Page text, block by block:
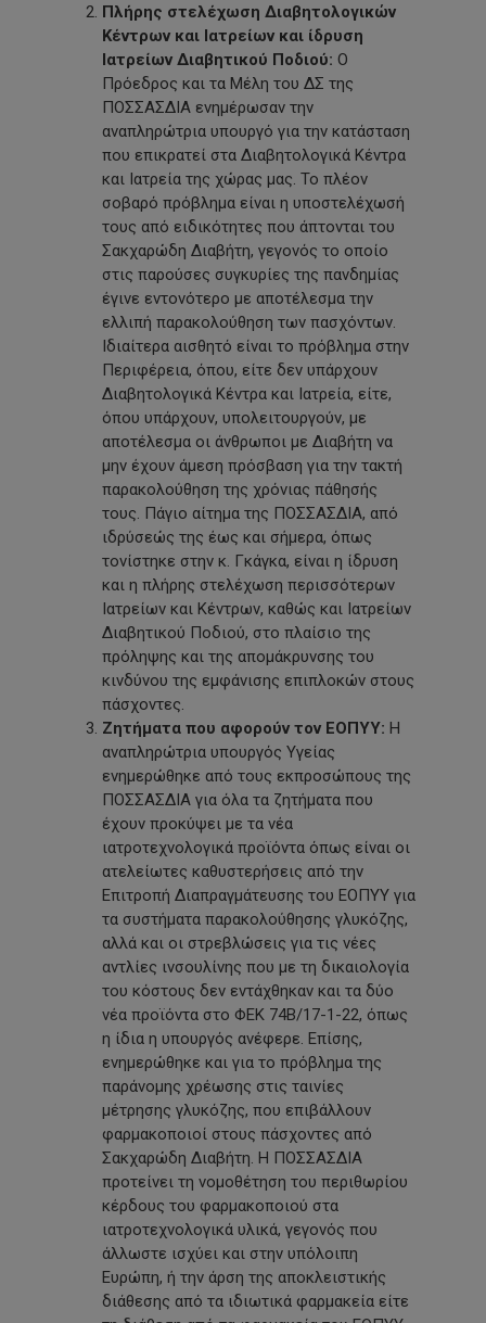
Πλήρης στελέχωση Διαβητολογικών
Κέντρων και Ιατρείων και ίδρυση
Ιατρείων Διαβητικού Ποδιού: Ο
Πρόεδρος και τα Μέλη του ΔΣ της
ΠΟΣΣΑΣΔΙΑ ενημέρωσαν την
αναπληρώτρια υπουργό για την κατάσταση
που επικρατεί στα Διαβητολογικά Κέντρα
και Ιατρεία της χώρας μας. Το πλέον
σοβαρό πρόβλημα είναι η υποστελέχωσή
τους από ειδικότητες που άπτονται του
Σακχαρώδη Διαβήτη, γεγονός το οποίο
στις παρούσες συγκυρίες της πανδημίας
έγινε εντονότερο με αποτέλεσμα την
ελλιπή παρακολούθηση των πασχόντων.
Ιδιαίτερα αισθητό είναι το πρόβλημα στην
Περιφέρεια, όπου, είτε δεν υπάρχουν
Διαβητολογικά Κέντρα και Ιατρεία, είτε,
όπου υπάρχουν, υπολειτουργούν, με
αποτέλεσμα οι άνθρωποι με Διαβήτη να
μην έχουν άμεση πρόσβαση για την τακτή
παρακολούθηση της χρόνιας πάθησής
τους. Πάγιο αίτημα της ΠΟΣΣΑΣΔΙΑ, από
ιδρύσεώς της έως και σήμερα, όπως
τονίστηκε στην κ. Γκάγκα, είναι η ίδρυση
και η πλήρης στελέχωση περισσότερων
Ιατρείων και Κέντρων, καθώς και Ιατρείων
Διαβητικού Ποδιού, στο πλαίσιο της
πρόληψης και της απομάκρυνσης του
κινδύνου της εμφάνισης επιπλοκών στους
πάσχοντες.
Ζητήματα που αφορούν τον ΕΟΠΥΥ: Η
αναπληρώτρια υπουργός Υγείας
ενημερώθηκε από τους εκπροσώπους της
ΠΟΣΣΑΣΔΙΑ για όλα τα ζητήματα που
έχουν προκύψει με τα νέα
ιατροτεχνολογικά προϊόντα όπως είναι οι
ατελείωτες καθυστερήσεις από την
Επιτροπή Διαπραγμάτευσης του ΕΟΠΥΥ για
τα συστήματα παρακολούθησης γλυκόζης,
αλλά και οι στρεβλώσεις για τις νέες
αντλίες ινσουλίνης που με τη δικαιολογία
του κόστους δεν εντάχθηκαν και τα δύο
νέα προϊόντα στο ΦΕΚ 74Β/17-1-22, όπως
η ίδια η υπουργός ανέφερε. Επίσης,
ενημερώθηκε και για το πρόβλημα της
παράνομης χρέωσης στις ταινίες
μέτρησης γλυκόζης, που επιβάλλουν
φαρμακοποιοί στους πάσχοντες από
Σακχαρώδη Διαβήτη. Η ΠΟΣΣΑΣΔΙΑ
προτείνει τη νομοθέτηση του περιθωρίου
κέρδους του φαρμακοποιού στα
ιατροτεχνολογικά υλικά, γεγονός που
άλλωστε ισχύει και στην υπόλοιπη
Ευρώπη, ή την άρση της αποκλειστικής
διάθεσης από τα ιδιωτικά φαρμακεία είτε